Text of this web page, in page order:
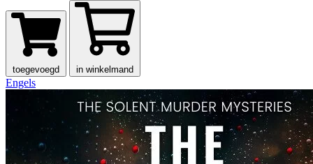
toegevoegd in winkelmand
Engels